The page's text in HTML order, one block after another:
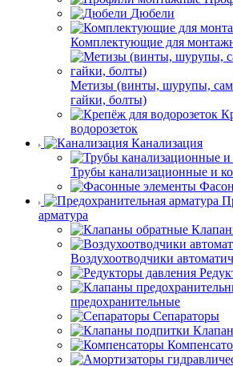
Дюбели
Комплектующие для
Метизы (винты, шурупы,
гайки, болты)
водорозеток
Канализация
Трубы канализационные и
арматура
Воздухоотводчики
предохранительные
Сепараторы